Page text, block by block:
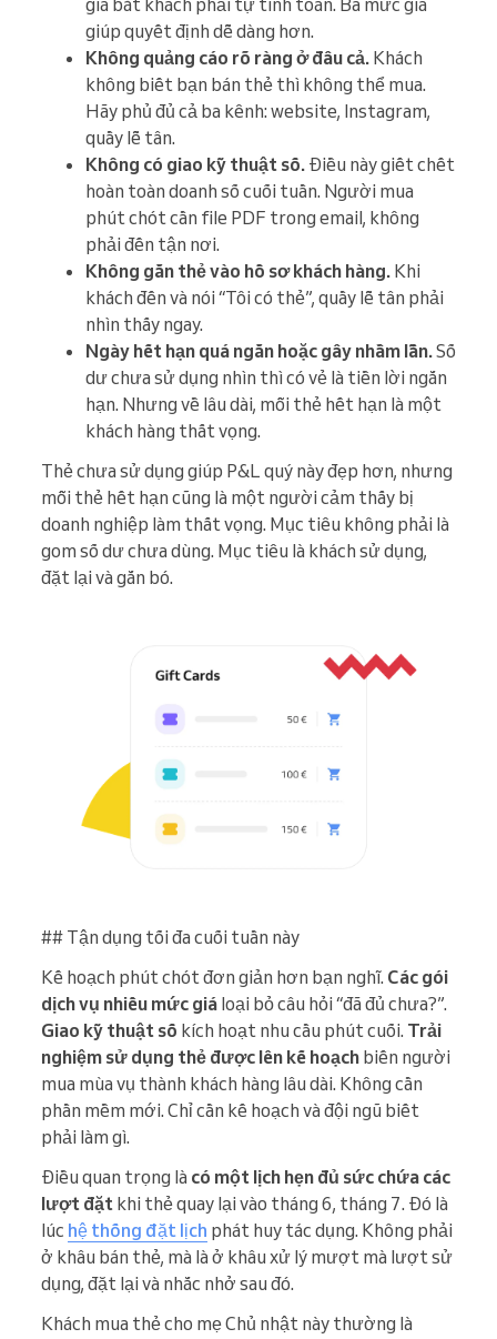
giá bắt khách phải tự tính toán. Ba mức giá
giúp quyết định dễ dàng hơn.
Không quảng cáo rõ ràng ở đâu cả. Khách
không biết bạn bán thẻ thì không thể mua.
Hãy phủ đủ cả ba kênh: website, Instagram,
quầy lễ tân.
Không có giao kỹ thuật số. Điều này giết chết
hoàn toàn doanh số cuối tuần. Người mua
phút chót cần file PDF trong email, không
phải đến tận nơi.
Không gắn thẻ vào hồ sơ khách hàng. Khi
khách đến và nói “Tôi có thẻ”, quầy lễ tân phải
nhìn thấy ngay.
Ngày hết hạn quá ngắn hoặc gây nhầm lẫn.Số
dư chưa sử dụng nhìn thì có vẻ là tiền lời ngắn
hạn. Nhưng về lâu dài, mỗi thẻ hết hạn là một
khách hàng thất vọng.
Thẻ chưa sử dụng giúp P&L quý này đẹp hơn, nhưng
mỗi thẻ hết hạn cũng là một người cảm thấy bị
doanh nghiệp làm thất vọng. Mục tiêu không phải là
gom số dư chưa dùng. Mục tiêu là khách sử dụng,
đặt lại và gắn bó.
## Tận dụng tối đa cuối tuần này
Kế hoạch phút chót đơn giản hơn bạn nghĩ. Các gói
dịch vụ nhiều mức giá loại bỏ câu hỏi “đã đủ chưa?”.
Giao kỹ thuật số kích hoạt nhu cầu phút cuối. Trải
nghiệm sử dụng thẻ được lên kế hoạch biến người
mua mùa vụ thành khách hàng lâu dài. Không cần
phần mềm mới. Chỉ cần kế hoạch và đội ngũ biết
phải làm gì.
Điều quan trọng là có một lịch hẹn đủ sức chứa các
lượt đặt khi thẻ quay lại vào tháng 6, tháng 7. Đó là
lúc hệ thống đặt lịch phát huy tác dụng. Không phải
ở khâu bán thẻ, mà là ở khâu xử lý mượt mà lượt sử
dụng, đặt lại và nhắc nhở sau đó.
Khách mua thẻ cho mẹ Chủ nhật này thường là